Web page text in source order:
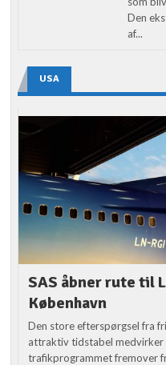
Den
af...
USA
SAS åbner rute til
København
Den store efterspørgsel fra
attraktiv tidstabel medvirker
trafikprogrammet fremover